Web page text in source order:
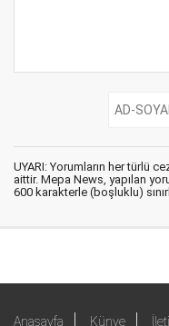
UYARI: Yorumların her türlü
aittir. Mepa News, yapılan
600 karakterle (boşluklu)
Anasayfa Künye